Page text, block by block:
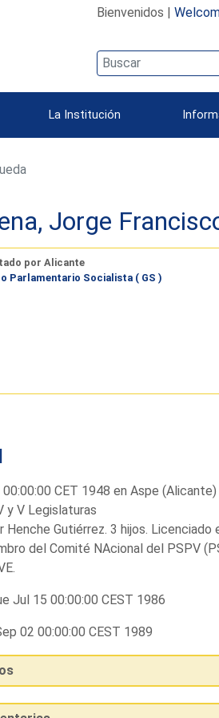
Bienvenidos |
La Institución
Jorge
por Alicante
Parlamentario Socialista ( GS )
CET 1948 en Aspe (Alicante)
y V Legislaturas
Henche Gutiérrez. 3 hijos.
del Comité NAcional del PSPV
Jul 15 00:00:00 CEST 1986
02 00:00:00 CEST 1989